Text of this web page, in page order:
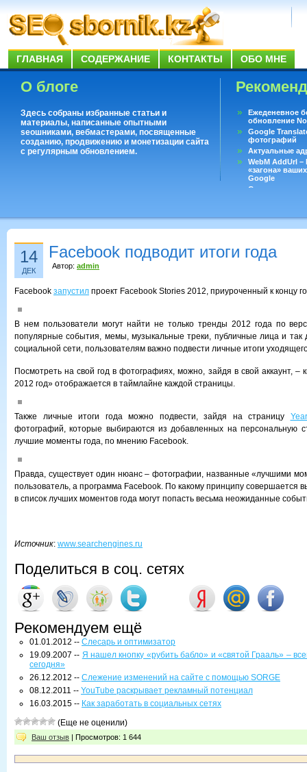
ГЛАВНАЯ СОДЕРЖАНИЕ КОНТАКТЫ ОБО МНЕ
О блоге
Здесь собраны избранные статьи и
материалы, написанные опытными
seoшниками, вебмастерами, посвященные
созданию, продвижению и монетизации сайта
с регулярным обновлением.
Ежеденевное
обновление
Google
фотографий
Актуальные
WebM AddUrl
«загона»
Google
Существует
14
ДЕК
Facebook подводит итоги года
Автор: admin
Facebook запустил проект Facebook Stories 2012, приуроченный к концу
В нем пользователи могут найти не только тренды 2012 года по
популярные события, мемы, музыкальные треки, публичные лица и так
социальной сети, пользователям важно подвести личные итоги
Посмотреть на свой год в фотографиях, можно, зайдя в свой аккаунт, –
2012 год» отображается в таймлайне каждой страницы.
Также личные итоги года можно подвести, зайдя на страницу
фотографий, которые выбираются из добавленных на персональную
лучшие моменты года, по мнению Facebook.
Правда, существует один нюанс – фотографии, названные «лучшими
пользователь, а программа Facebook. По какому принципу совершается
в список лучших моментов года могут попасть весьма неожиданные
Источник: www.searchengines.ru
Поделиться в соц. сетях
Рекомендуем ещё
01.01.2012 -- Слесарь и оптимизатор
19.09.2007 -- Я нашел кнопку «рубить бабло» и «святой Грааль» –
сегодня»
26.12.2012 -- Слежение изменений на сайте с помощью SORGE
08.12.2011 -- YouTube раскрывает рекламный потенциал
16.03.2015 -- Как заработать в социальных сетях
(Еще не оценили)
Ваш отзыв | Просмотров: 1 644